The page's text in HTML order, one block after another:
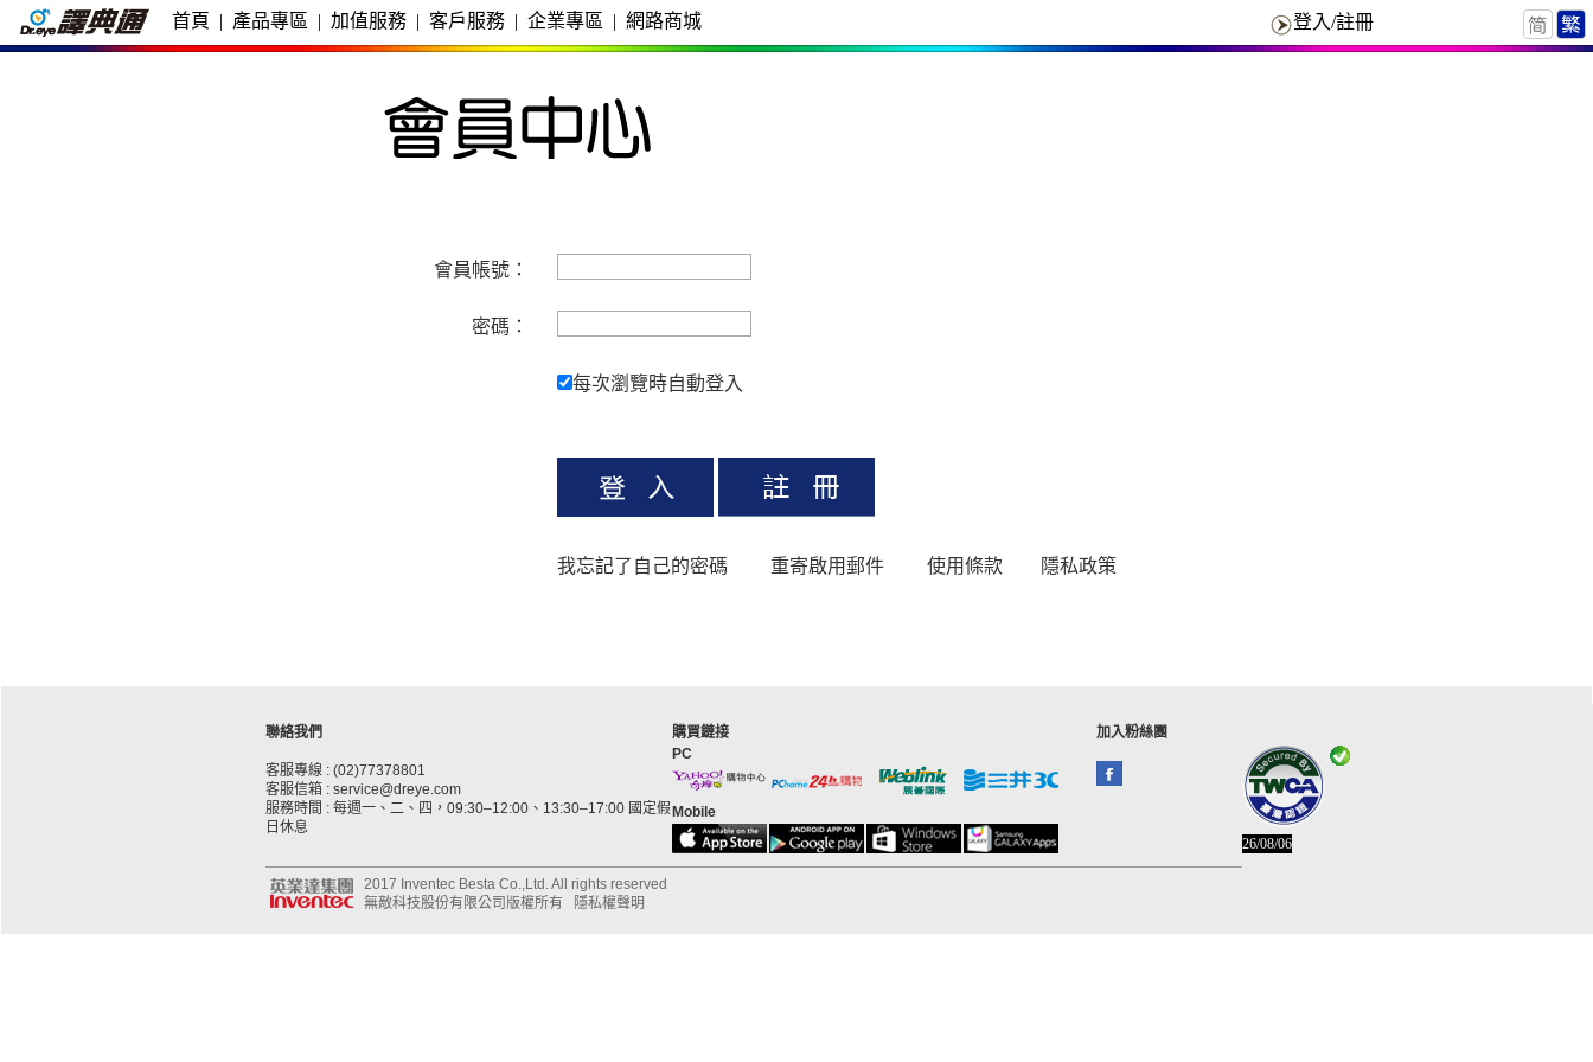
首頁 | 產品專區 | 加值服務 | 客戶服務 | 企業專區 | 網路商城 登入/註冊
會員帳號：
密碼：
每次瀏覽時自動登入
我忘記了自己的密碼 重寄啟用郵件 使用條款 隱私政策
聯絡我們
客服專線 : (02)77378801
客服信箱 : service@dreye.com
服務時間 : 每週一、二、四，09:30–12:00、13:30–17:00 國定假
日休息
購買鏈接
PC
Mobile
加入粉絲團
26/08/06
2017 Inventec Besta Co.,Ltd. All rights reserved
無敵科技股份有限公司版權所有
隱私權聲明